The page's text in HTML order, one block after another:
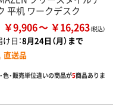
平机 ワークデスク
￥9,906 ￥16,263
日：8月24日（月）まで
直送品
色・販売単位違いの商品が5商品ありま